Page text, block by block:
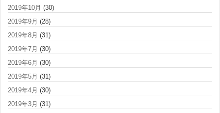
2019年10月 (30)
2019年9月 (28)
2019年8月 (31)
2019年7月 (30)
2019年6月 (30)
2019年5月 (31)
2019年4月 (30)
2019年3月 (31)